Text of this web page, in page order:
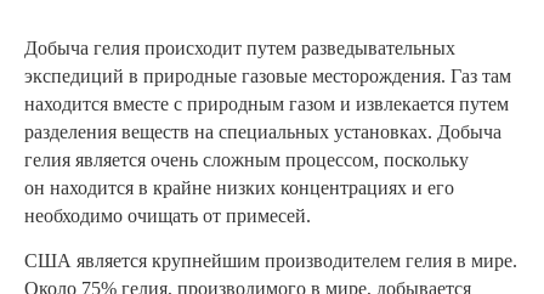
Добыча гелия происходит путем разведывательных
экспедиций в природные газовые месторождения. Газ там
находится вместе с природным газом и извлекается путем
разделения веществ на специальных установках. Добыча
гелия является очень сложным процессом, поскольку
он находится в крайне низких концентрациях и его
необходимо очищать от примесей.
США является крупнейшим производителем гелия в мире.
Около 75% гелия, производимого в мире, добывается